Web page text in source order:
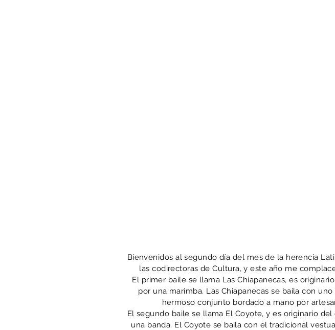
Bienvenidos al segundo día del mes de la herencia
las codirectoras de Cultura, y este año me
El primer baile se llama Las Chiapanecas, es
por una marimba. Las Chiapanecas se baila con
hermoso conjunto bordado a mano por
El segundo baile se llama El Coyote, y es originario
una banda. El Coyote se baila con el tradicional